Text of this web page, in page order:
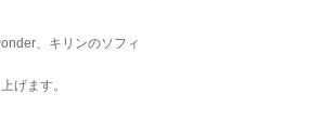
、キリンのソフィ
げます。